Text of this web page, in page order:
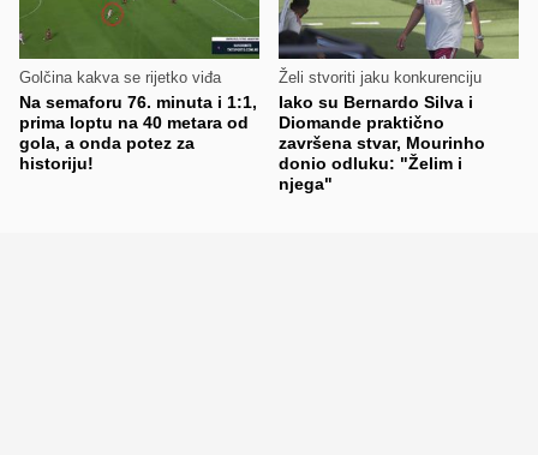
Golčina kakva se rijetko viđa
Na semaforu 76. minuta i 1:1,
prima loptu na 40 metara od
gola, a onda potez za
historiju!
Želi stvoriti jaku konkurenciju
Iako su Bernardo Silva i
Diomande praktično
završena stvar, Mourinho
donio odluku: "Želim i
njega"